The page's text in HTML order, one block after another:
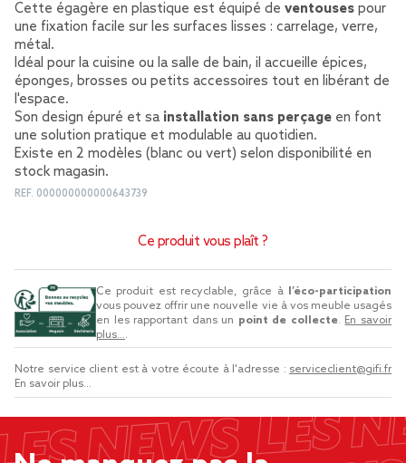
Cette égagère en plastique est équipé de ventouses pour
une fixation facile sur les surfaces lisses : carrelage, verre,
métal.
Idéal pour la cuisine ou la salle de bain, il accueille épices,
éponges, brosses ou petits accessoires tout en libérant de
l'espace.
Son design épuré et sa installation sans perçage en font
une solution pratique et modulable au quotidien.
Existe en 2 modèles (blanc ou vert) selon disponibilité en
stock magasin.
REF. 000000000000643739
Ce produit vous plaît ?
Ce produit est recyclable, grâce à
l’éco-participation
vous pouvez offrir une nouvelle vie à vos meuble usagés
en les rapportant dans un point de collecte. En savoir
plus....
Notre service client est à votre écoute à l'adresse : serviceclient@gifi.fr
En savoir plus...